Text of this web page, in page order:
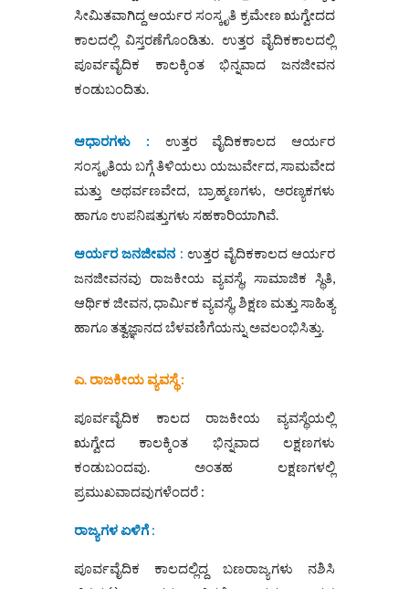
ಸೀಮಿತವಾಗಿದ್ದ ಆರ್ಯರ ಸಂಸ್ಕೃತಿ ಕ್ರಮೇಣ ಋಗ್ವೇದದ
ಕಾಲದಲ್ಲಿ ವಿಸ್ತರಣೆಗೊಂಡಿತು. ಉತ್ತರ ವೈದಿಕಕಾಲದಲ್ಲಿ
ಪೂರ್ವವೈದಿಕ ಕಾಲಕ್ಕಿಂತ ಭಿನ್ನವಾದ ಜನಜೀವನ
ಕಂಡುಬಂದಿತು.
ಆಧಾರಗಳು : ಉತ್ತರ ವೈದಿಕಕಾಲದ ಆರ್ಯರ
ಸಂಸ್ಕೃತಿಯ ಬಗ್ಗೆ ತಿಳಿಯಲು ಯಜುರ್ವೇದ, ಸಾಮವೇದ
ಮತ್ತು ಅಥರ್ವಣವೇದ, ಬ್ರಾಹ್ಮಣಗಳು, ಅರಣ್ಯಕಗಳು
ಹಾಗೂ ಉಪನಿಷತ್ತುಗಳು ಸಹಕಾರಿಯಾಗಿವೆ.
ಆರ್ಯರ ಜನಜೀವನ : ಉತ್ತರ ವೈದಿಕಕಾಲದ ಆರ್ಯರ
ಜನಜೀವನವು ರಾಜಕೀಯ ವ್ಯವಸ್ಥೆ, ಸಾಮಾಜಿಕ ಸ್ಥಿತಿ,
ಆರ್ಥಿಕ ಜೀವನ, ಧಾರ್ಮಿಕ ವ್ಯವಸ್ಥೆ, ಶಿಕ್ಷಣ ಮತ್ತು ಸಾಹಿತ್ಯ
ಹಾಗೂ ತತ್ವಜ್ಞಾನದ ಬೆಳವಣಿಗೆಯನ್ನು ಅವಲಂಭಿಸಿತ್ತು.
ಎ. ರಾಜಕೀಯ ವ್ಯವಸ್ಥೆ :
ಪೂರ್ವವೈದಿಕ ಕಾಲದ ರಾಜಕೀಯ ವ್ಯವಸ್ಥೆಯಲ್ಲಿ
ಋಗ್ವೇದ ಕಾಲಕ್ಕಿಂತ ಭಿನ್ನವಾದ ಲಕ್ಷಣಗಳು
ಕಂಡುಬಂದವು. ಅಂತಹ ಲಕ್ಷಣಗಳಲ್ಲಿ
ಪ್ರಮುಖವಾದವುಗಳೆಂದರೆ :
ರಾಜ್ಯಗಳ ಏಳಿಗೆ:
ಪೂರ್ವವೈದಿಕ ಕಾಲದಲ್ಲಿದ್ದ ಬಣರಾಜ್ಯಗಳು ನಶಿಸಿ